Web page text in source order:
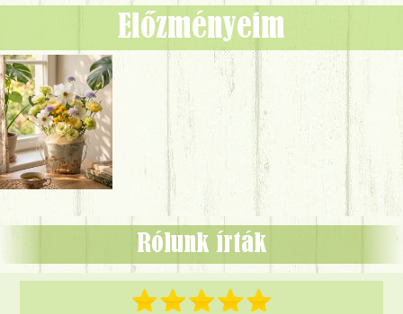
Előzményeim
Rólunk írták